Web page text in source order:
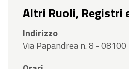
Altri Ruoli, Registri
Indirizzo
Via Papandrea n. 8 - 08100